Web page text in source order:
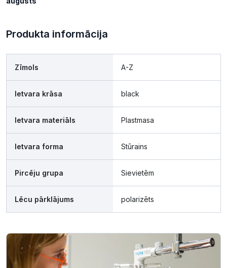
Produkta informācija
Zīmols A-Z
Ietvara krāsa black
Ietvara materiāls Plastmasa
Ietvara forma Stūrains
Pircēju grupa Sievietēm
Lēcu pārklājums polarizēts